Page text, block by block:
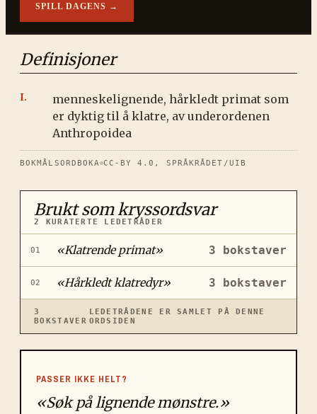
SPILL DAGENS →
Definisjoner
menneskelignende, hårkledt primat som
er dyktig til å klatre, av underordenen
Anthropoidea
BOKMÅLSORDBOKA CC-BY 4.0, SPRÅKRÅDET/UIB
Brukt som kryssordsvar
2 KURATERTE LEDETRÅDER
01 «Klatrende primat» 3 bokstaver
02 «Hårkledt klatredyr» 3 bokstaver
3
BOKSTAVER
LEDETRÅDENE ER SAMLET PÅ DENNE
ORDSIDEN
PASSER IKKE HELT?
«Søk på lignende mønstre.»